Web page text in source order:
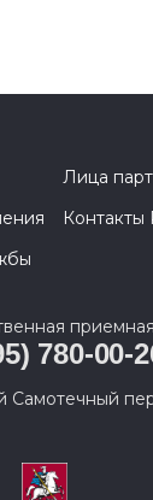
Лица
приемная
780-00-
Самотечный